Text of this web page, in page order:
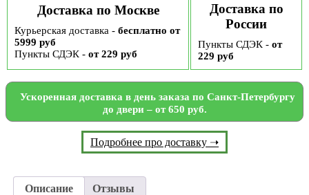
Доставка по Москве
Курьерская доставка - бесплатно от
5999 руб
Пункты СДЭК - от 229 руб
Доставка по
России
Пункты СДЭК - от
229 руб
Ускоренная доставка в день заказа по Санкт-Петербургу
до двери – от 650 руб.
Подробнее про доставку ➝
Описание Отзывы